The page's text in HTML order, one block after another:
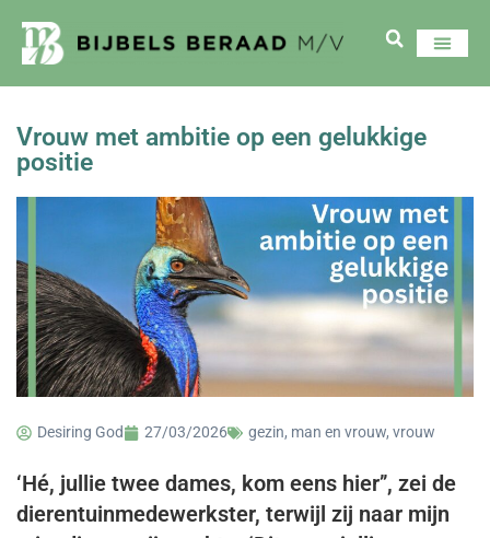
Vrouw met ambitie op een gelukkige
positie
Desiring God 27/03/2026 gezin, man en vrouw, vrouw
‘Hé, jullie twee dames, kom eens hier’’, zei de
dierentuinmedewerkster, terwijl zij naar mijn